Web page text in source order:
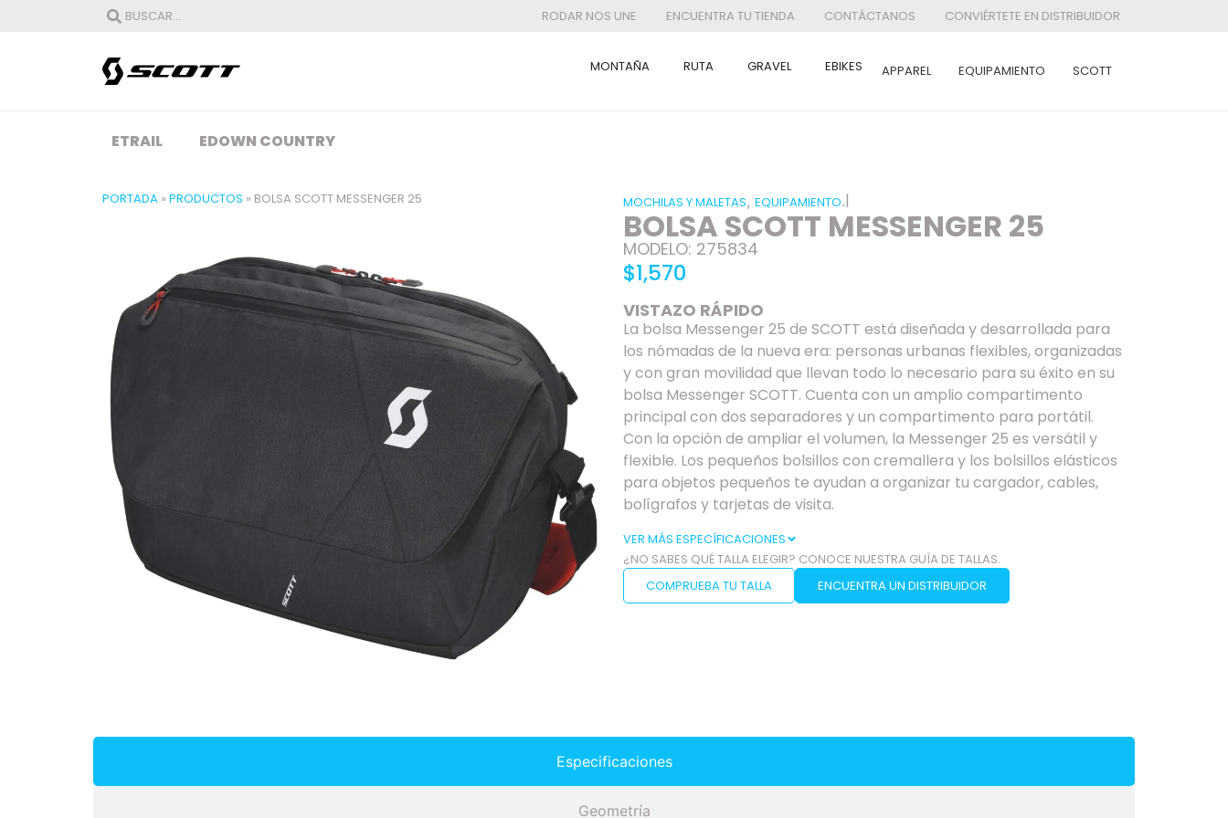
RODAR NOS UNE ENCUENTRA TU TIENDA CONTÁCTANOS CONVIÉRTETE EN DISTRIBUIDOR
MONTAÑA RUTA GRAVEL EBIKES APPAREL EQUIPAMIENTO SCOTT
ETRAIL EDOWN COUNTRY
PORTADA » PRODUCTOS » BOLSA SCOTT MESSENGER 25 MOCHILAS Y MALETAS, EQUIPAMIENTO.|
BOLSA SCOTT MESSENGER 25
MODELO: 275834
$1,570
VISTAZO RÁPIDO
La bolsa Messenger 25 de SCOTT está diseñada y desarrollada para
los nómadas de la nueva era: personas urbanas flexibles, organizadas
y con gran movilidad que llevan todo lo necesario para su éxito en su
bolsa Messenger SCOTT. Cuenta con un amplio compartimento
principal con dos separadores y un compartimento para portátil.
Con la opción de ampliar el volumen, la Messenger 25 es versátil y
flexible. Los pequeños bolsillos con cremallera y los bolsillos elásticos
para objetos pequeños te ayudan a organizar tu cargador, cables,
bolígrafos y tarjetas de visita.
VER MÁS ESPECÍFICACIONES
¿NO SABES QUÉ TALLA ELEGIR? CONOCE NUESTRA GUÍA DE TALLAS.
COMPRUEBA TU TALLA
ENCUENTRA UN DISTRIBUIDOR
Especificaciones
Geometría